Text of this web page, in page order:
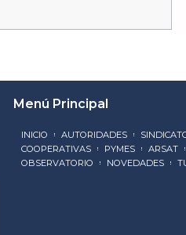
Menú Principal
INICIO AUTORIDADES
COOPERATIVAS
PYMES ARSAT
OBSERVATORIO
NOVEDADES